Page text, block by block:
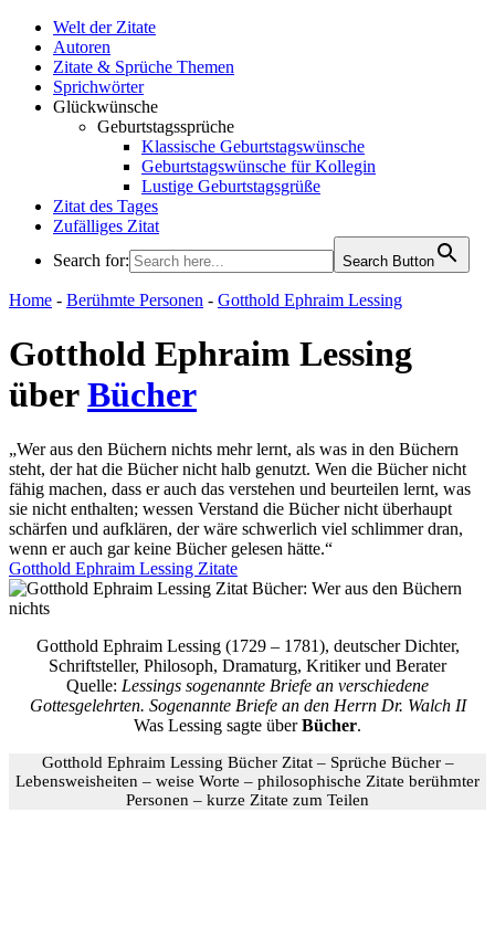
Welt der Zitate
Autoren
Zitate & Sprüche Themen
Sprichwörter
Glückwünsche
Geburtstagssprüche
Klassische Geburtstagswünsche
Geburtstagswünsche für Kollegin
Lustige Geburtstagsgrüße
Zitat des Tages
Zufälliges Zitat
Search for:
Search Button
WELT DER ZITATE
Home - Berühmte Personen - Gotthold Ephraim Lessing
Gotthold Ephraim Lessing
überBücher
„Wer aus den Büchern nichts mehr lernt, als was in den Büchern
steht, der hat die Bücher nicht halb genutzt. Wen die Bücher nicht
fähig machen, dass er auch das verstehen und beurteilen lernt, was
sie nicht enthalten; wessen Verstand die Bücher nicht überhaupt
schärfen und aufklären, der wäre schwerlich viel schlimmer dran,
wenn er auch gar keine Bücher gelesen hätte.“
Gotthold Ephraim Lessing Zitate
Gotthold Ephraim Lessing (1729 – 1781), deutscher Dichter,
Schriftsteller, Philosoph, Dramaturg, Kritiker und Berater
Quelle: Lessings sogenannte Briefe an verschiedene
Gottesgelehrten. Sogenannte Briefe an den Herrn Dr. Walch II
Was Lessing sagte überBücher.
Gotthold Ephraim Lessing Bücher Zitat – Sprüche Bücher –
Lebensweisheiten – weise Worte – philosophische Zitate berühmter
Personen – kurze Zitate zum Teilen